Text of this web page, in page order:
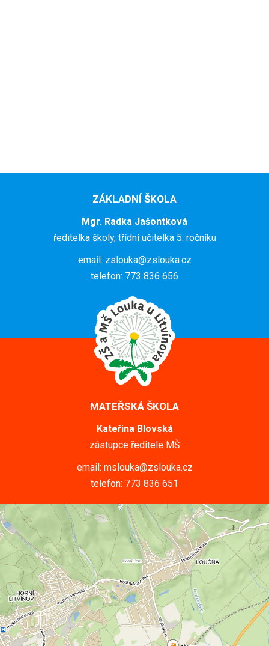
ZÁKLADNÍ ŠKOLA
Mgr. Radka Jašontková
ředitelka školy, třídní učitelka 5. ročníku
email: zslouka@zslouka.cz
telefon: 773 836 656
MATEŘSKÁ ŠKOLA
Kateřina Blovská
zástupce ředitele MŠ
email: mslouka@zslouka.cz
telefon: 773 836 651